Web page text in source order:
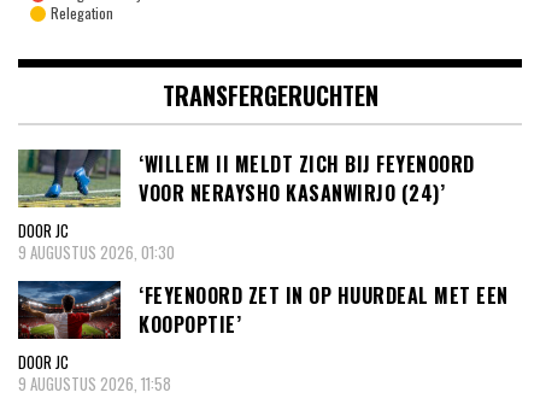
Relegation
TRANSFERGERUCHTEN
‘WILLEM II MELDT ZICH BIJ FEYENOORD
VOOR NERAYSHO KASANWIRJO (24)’
DOOR JC
9 AUGUSTUS 2026, 01:30
‘FEYENOORD ZET IN OP HUURDEAL MET EEN
KOOPOPTIE’
DOOR JC
9 AUGUSTUS 2026, 11:58